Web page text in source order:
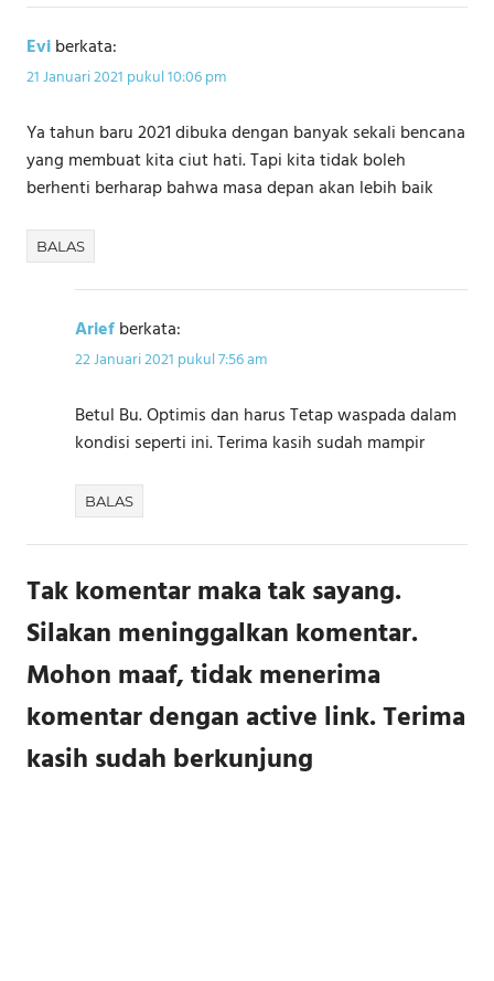
Eviberkata:
21 Januari 2021 pukul 10:06 pm
Ya tahun baru 2021 dibuka dengan banyak sekali bencana
yang membuat kita ciut hati. Tapi kita tidak boleh
berhenti berharap bahwa masa depan akan lebih baik
BALAS
Ariefberkata:
22 Januari 2021 pukul 7:56 am
Betul Bu. Optimis dan harus Tetap waspada dalam
kondisi seperti ini. Terima kasih sudah mampir
BALAS
Tak komentar maka tak sayang.
Silakan meninggalkan komentar.
Mohon maaf, tidak menerima
komentar dengan active link. Terima
kasih sudah berkunjung